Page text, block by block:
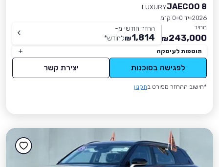
JAECOO 8
LUXURY
2026 יד 0
0 ק״מ
מחיר
243,000
₪
החזר חודשי מ-
1,814
₪לחודש*
תוספות לעיסקה
לפגישה בסוכנות יצירת קשר
*חישוב ההחזר מפורט בתקנון